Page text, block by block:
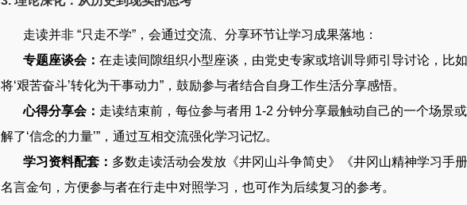
走读并非 “只走不学”，会通过交流、分享环节让学习成果落地：
专题座谈会：在走读间隙组织小型座谈，由党史专家或培训导师引导讨论，比
将‘艰苦奋斗’转化为干事动力”，鼓励参与者结合自身工作生活分享感悟。
心得分享会： 走读结束前，每位参与者用 1-2 分钟分享最触动自己的一个场景
解了‘信念的力量’”，通过互相交流强化学习记忆。
学习资料配套： 多数走读活动会发放《井冈山斗争简史》《井冈山精神学习手
名言金句，方便参与者在行走中对照学习，也可作为后续复习的参考。